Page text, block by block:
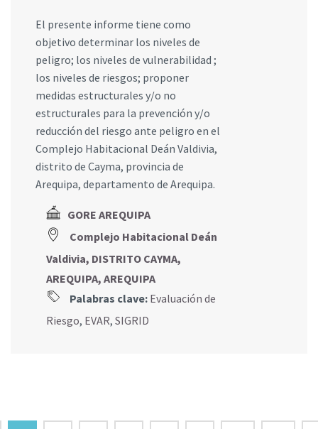
El presente informe tiene como
objetivo determinar los niveles de
peligro; los niveles de vulnerabilidad ;
los niveles de riesgos; proponer
medidas estructurales y/o no
estructurales para la prevención y/o
reducción del riesgo ante peligro en el
Complejo Habitacional Deán Valdivia,
distrito de Cayma, provincia de
Arequipa, departamento de Arequipa.
GORE AREQUIPA
Complejo Habitacional Deán
Valdivia, DISTRITO CAYMA,
AREQUIPA, AREQUIPA
Palabras clave: Evaluación de
Riesgo, EVAR, SIGRID